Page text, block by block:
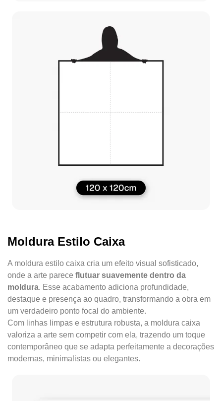
Moldura Estilo Caixa
A moldura estilo caixa cria um efeito visual sofisticado,
onde a arte parece flutuar suavemente dentro da
moldura. Esse acabamento adiciona profundidade,
destaque e presença ao quadro, transformando a obra em
um verdadeiro ponto focal do ambiente.
Com linhas limpas e estrutura robusta, a moldura caixa
valoriza a arte sem competir com ela, trazendo um toque
contemporâneo que se adapta perfeitamente a decorações
modernas, minimalistas ou elegantes.